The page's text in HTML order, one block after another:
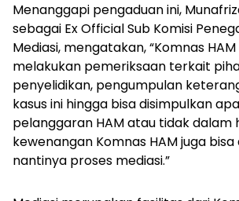
Menanggapi pengaduan ini,
sebagai Ex Official Sub Komisi
Mediasi, mengatakan, “Komnas
melakukan pemeriksaan terkait
penyelidikan, pengumpulan
kasus ini hingga bisa disimpulkan
pelanggaran HAM atau tidak dalam
kewenangan Komnas HAM juga
nantinya proses mediasi.”